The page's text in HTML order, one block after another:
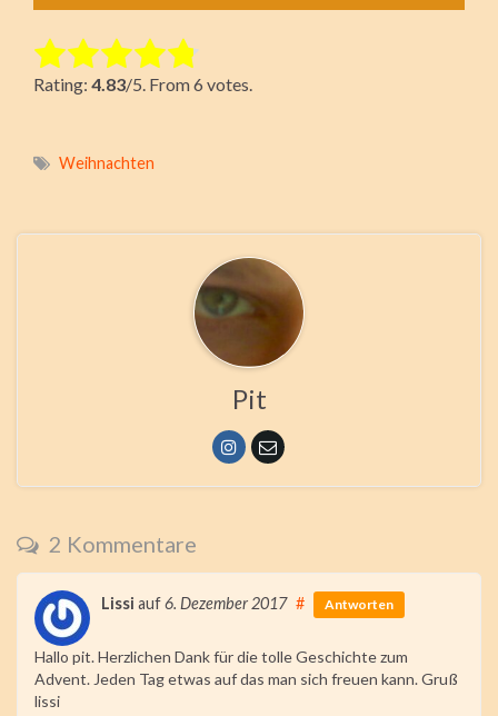
Rate this item:
Submit Rating
Rating: 4.83/5. From 6 votes.
Weihnachten
Pit
2 Kommentare
Lissi auf6. Dezember 2017 # Antworten
Hallo pit. Herzlichen Dank für die tolle Geschichte zum
Advent. Jeden Tag etwas auf das man sich freuen kann. Gruß
lissi